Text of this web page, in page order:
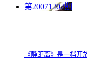
第20071202期
《静距离》是一档开